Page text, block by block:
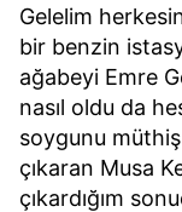
Gelelim
bir benzin
ağabeyi Emre
nasıl oldu da
soygunu
çıkaran Musa
çıkardığım